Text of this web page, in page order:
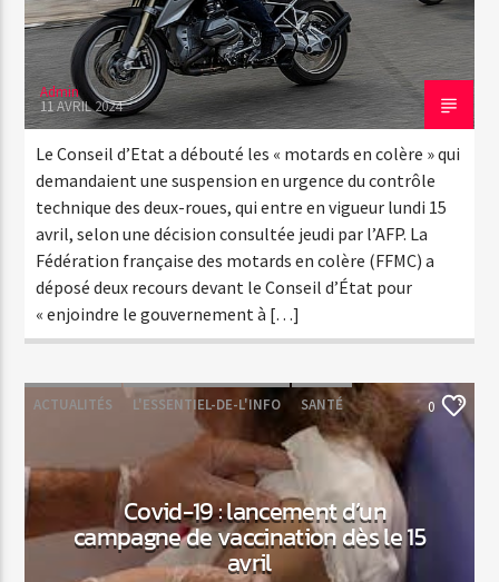
Admin
11 AVRIL 2024
Le Conseil d’Etat a débouté les « motards en colère » qui
demandaient une suspension en urgence du contrôle
technique des deux-roues, qui entre en vigueur lundi 15
avril, selon une décision consultée jeudi par l’AFP. La
Fédération française des motards en colère (FFMC) a
déposé deux recours devant le Conseil d’État pour
« enjoindre le gouvernement à […]
ACTUALITÉS L'ESSENTIEL-DE-L'INFO SANTÉ 0
Covid-19 : lancement d’un
campagne de vaccination dès le 15
avril